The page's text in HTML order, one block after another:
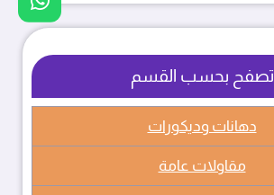
تصفح بحسب القسم
دهانات وديكورات
مقاولات عامة